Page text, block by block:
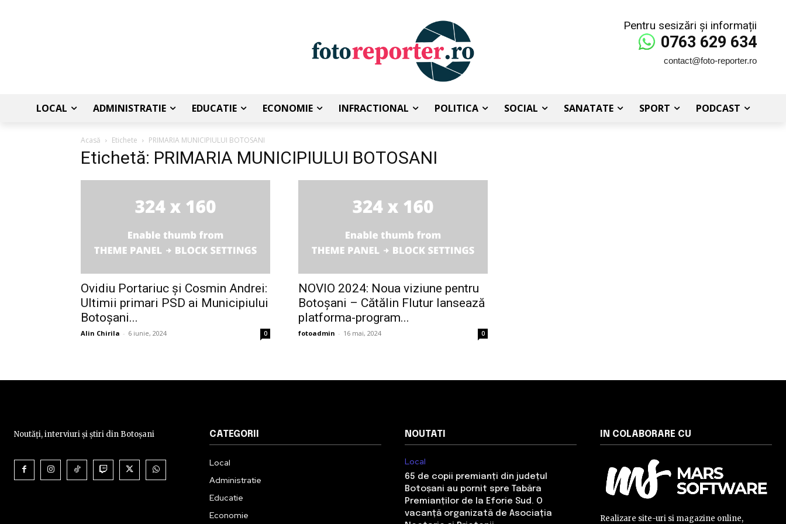
Pentru sesizări și informații
0763 629 634
contact@foto-reporter.ro
LOCAL ADMINISTRATIE EDUCATIE ECONOMIE INFRACTIONAL POLITICA SOCIAL SANATATE SPORT PODCAST
Acasă Etichete PRIMARIA MUNICIPIULUI BOTOSANI
Etichetă: PRIMARIA MUNICIPIULUI BOTOSANI
Ovidiu Portariuc și Cosmin Andrei:
Ultimii primari PSD ai Municipiului
Botoșani...
Alin Chirila - 6 iunie, 2024 0
NOVIO 2024: Noua viziune pentru
Botoșani – Cătălin Flutur lansează
platforma-program...
fotoadmin - 16 mai, 2024 0
Noutăți, interviuri și știri din Botoșani CATEGORII
Local
Administratie
Educatie
Economie
NOUTATI
Local
65 de copii premianți din județul
Botoșani au pornit spre Tabăra
Premianților de la Eforie Sud. O
vacanță organizată de Asociația
IN COLABORARE CU
Realizare site-uri si magazine online,